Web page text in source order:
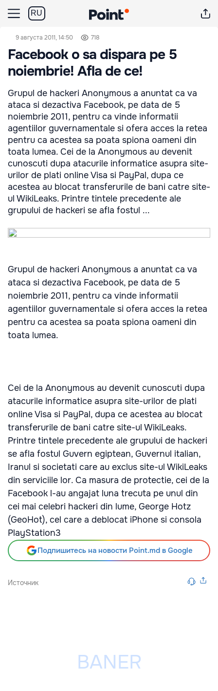
RU
9 августа 2011, 14:50 718
Facebook o sa dispara pe 5
noiembrie! Afla de ce!
Grupul de hackeri Anonymous a anuntat ca va
ataca si dezactiva Facebook, pe data de 5
noiembrie 2011, pentru ca vinde informatii
agentiilor guvernamentale si ofera acces la retea
pentru ca acestea sa poata spiona oameni din
toata lumea. Cei de la Anonymous au devenit
cunoscuti dupa atacurile informatice asupra site-
urilor de plati online Visa si PayPal, dupa ce
acestea au blocat transferurile de bani catre site-
ul WikiLeaks. Printre tintele precedente ale
grupului de hackeri se afla fostul ...
Grupul de hackeri Anonymous a anuntat ca va
ataca si dezactiva Facebook, pe data de 5
noiembrie 2011, pentru ca vinde informatii
agentiilor guvernamentale si ofera acces la retea
pentru ca acestea sa poata spiona oameni din
toata lumea.
Cei de la Anonymous au devenit cunoscuti dupa
atacurile informatice asupra site-urilor de plati
online Visa si PayPal, dupa ce acestea au blocat
transferurile de bani catre site-ul WikiLeaks.
Printre tintele precedente ale grupului de hackeri
se afla fostul Guvern egiptean, Guvernul italian,
Iranul si societati care au exclus site-ul WikiLeaks
din serviciile lor. Ca masura de protectie, cei de la
Facebook l-au angajat luna trecuta pe unul din
cei mai celebri hackeri din lume, George Hotz
(GeoHot), cel care a deblocat iPhone si consola
PlayStation3
Подпишитесь на новости Point.md в Google
Источник